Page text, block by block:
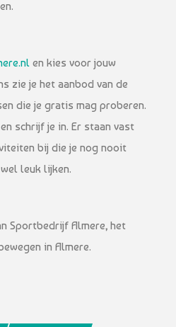
en kies voor jouw
zie je het aanbod van de
die je gratis mag proberen.
schrijf je in. Er staan vast
bij die je nog nooit
leuk lijken.
Sportbedrijf Almere, het
in Almere.